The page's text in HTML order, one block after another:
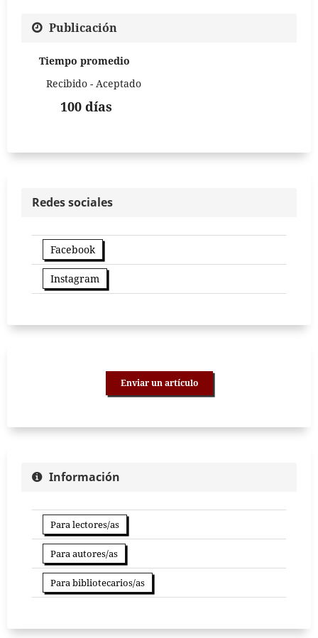
Publicación
Tiempo promedio
Recibido - Aceptado
100 días
Redes sociales
Facebook
Instagram
Enviar un artículo
Información
Para lectores/as
Para autores/as
Para bibliotecarios/as